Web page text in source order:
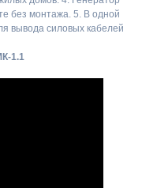
без монтажа. 5. В одной
вывода силовых кабелей
1.1